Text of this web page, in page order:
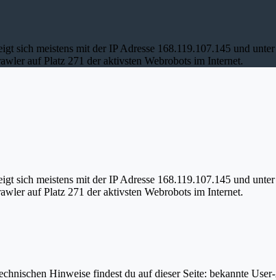
sich meistens mit der IP Adresse 168.119.107.145 und
auf Platz 271 der aktivsten Webrobots im Internet.
sich meistens mit der IP Adresse 168.119.107.145 und
auf Platz 271 der aktivsten Webrobots im Internet.
Hinweise findest du auf dieser Seite: bekannte